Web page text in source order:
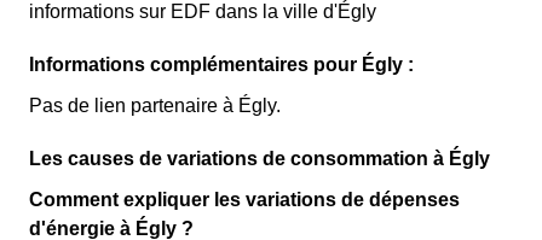
informations sur EDF dans la ville d'Égly
Informations complémentaires pour Égly :
Pas de lien partenaire à Égly.
Les causes de variations de consommation à Égly
Comment expliquer les variations de dépenses
d'énergie à Égly ?